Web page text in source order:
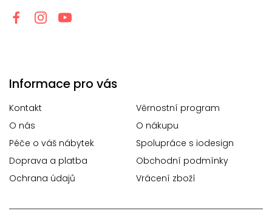
Informace pro vás
Kontakt
Věrnostní program
O nás
O nákupu
Péče o váš nábytek
Spolupráce s iodesign
Doprava a platba
Obchodní podmínky
Ochrana údajů
Vrácení zboží